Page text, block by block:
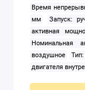
Время
мм
Запуск:
активная
Номинальная
воздушное
двигателя